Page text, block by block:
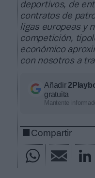
deportivos, de
contratos de
ligas europeas y
competición,
económico
con nosotros a
Añadir
gratuita
Mantente
Compartir